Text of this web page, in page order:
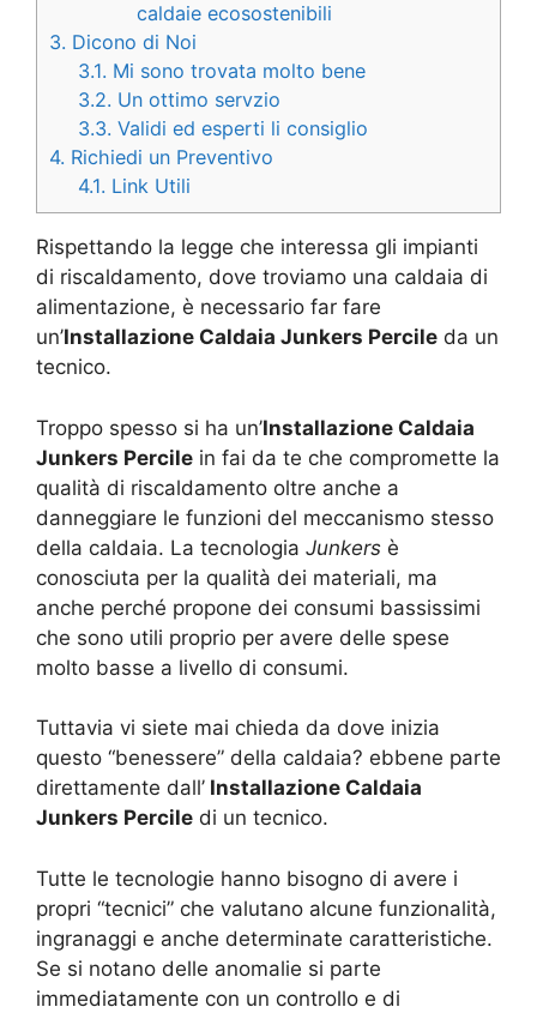
caldaie ecosostenibili
3. Dicono di Noi
3.1. Mi sono trovata molto bene
3.2. Un ottimo servzio
3.3. Validi ed esperti li consiglio
4. Richiedi un Preventivo
4.1. Link Utili
Rispettando la legge che interessa gli impianti
di riscaldamento, dove troviamo una caldaia di
alimentazione, è necessario far fare
un’Installazione Caldaia Junkers Percile da un
tecnico.
Troppo spesso si ha un’Installazione Caldaia
Junkers Percile in fai da te che compromette la
qualità di riscaldamento oltre anche a
danneggiare le funzioni del meccanismo stesso
della caldaia. La tecnologia Junkers è
conosciuta per la qualità dei materiali, ma
anche perché propone dei consumi bassissimi
che sono utili proprio per avere delle spese
molto basse a livello di consumi.
Tuttavia vi siete mai chieda da dove inizia
questo “benessere” della caldaia? ebbene parte
direttamente dall’ Installazione Caldaia
Junkers Percile di un tecnico.
Tutte le tecnologie hanno bisogno di avere i
propri “tecnici” che valutano alcune funzionalità,
ingranaggi e anche determinate caratteristiche.
Se si notano delle anomalie si parte
immediatamente con un controllo e di